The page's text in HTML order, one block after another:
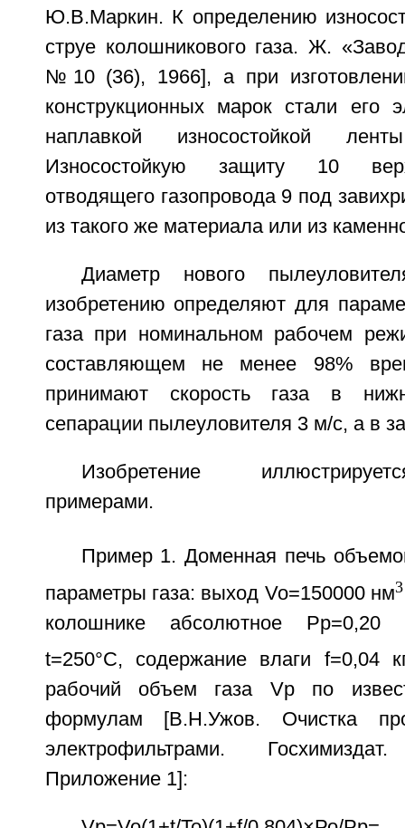
Ю.В.Маркин. К определению
струе колошникового газа. Ж.
№10 (36), 1966], а при
конструкционных марок стали его
наплавкой износостойкой
Износостойкую защиту 10
отводящего газопровода 9 под
из такого же материала или из
Диаметр нового
изобретению определяют для
газа при номинальном рабочем
составляющем не менее 98%
принимают скорость газа в
сепарации пылеуловителя 3 м/с, а в
Изобретение
примерами.
Пример 1. Доменная печь
параметры газа: выход Vo=150000 нм3
колошнике абсолютное Рр=0,20
t=250°C, содержание влаги f=0,04
рабочий объем газа Vp по
формулам [В.Н.Ужов. Очистка
электрофильтрами.
Приложение 1]: